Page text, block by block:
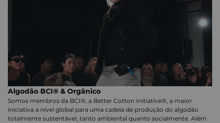
Algodão BCI® & Orgânico
Somos membros da BCI®, a Better Cotton Initiative®, a maior
iniciativa a nível global para uma cadeia de produção do algodão
totalmente sustentável, tanto ambiental quanto socialmente. Além